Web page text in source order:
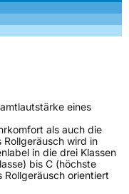
eines
als auch die
wird in
in die drei Klassen
bis C (höchste
Rollgeräusch orientiert